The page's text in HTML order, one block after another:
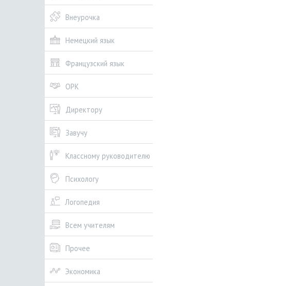
Внеурочка
Немецкий язык
Французский язык
ОРК
Директору
Завучу
Классному руководителю
Психологу
Логопедия
Всем учителям
Прочее
Экономика